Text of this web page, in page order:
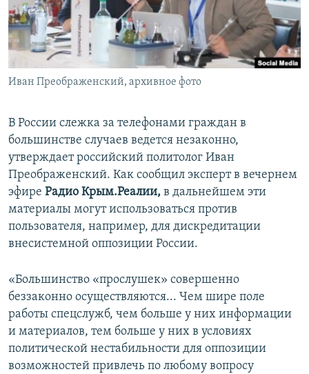
ПОБЕДИТЕЛЕЙ НЕ СУДЯТ?
КРЫМ.НЕПОКОРЕННЫЙ
ELIFBE
УКРАИНСКАЯ ПРОБЛЕМА КРЫМА
ПРИСОЕДИНЯЙТЕСЬ!
Иван Преображенский, архивное фото
В России слежка за телефонами граждан в
большинстве случаев ведется незаконно,
утверждает российский политолог Иван
Преображенский. Как сообщил эксперт в вечернем
эфире Радио Крым.Реалии, в дальнейшем эти
материалы могут использоваться против
пользователя, например, для дискредитации
внесистемной оппозиции России.
«Большинство «прослушек» совершенно
беззаконно осуществляются... Чем шире поле
работы спецслужб, чем больше у них информации
и материалов, тем больше у них в условиях
политической нестабильности для оппозиции
возможностей привлечь по любому вопросу